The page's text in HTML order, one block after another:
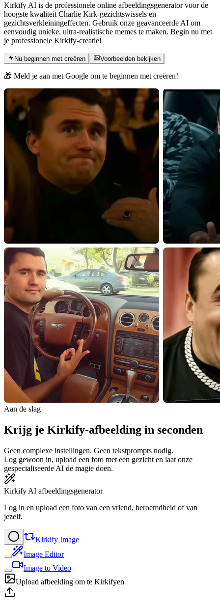
Kirkify AI is de professionele online afbeeldingsgenerator voor de
hoogste kwaliteit Charlie Kirk-gezichtswissels en
gezichtsverkleiningeffecten. Gebruik onze geavanceerde AI om
eenvoudig unieke, ultra-realistische memes te maken. Begin nu met
je professionele Kirkify-creatie!
Nu beginnen met creëren Voorbeelden bekijken
🎁 Meld je aan met Google om te beginnen met creëren!
Aan de slag
Krijg je Kirkify-afbeelding in seconden
Geen complexe instellingen. Geen tekstprompts nodig.
Log gewoon in, upload een foto met een gezicht en laat onze
gespecialiseerde AI de magie doen.
Kirkify AI afbeeldingsgenerator
Log in en upload een foto van een vriend, beroemdheid of van
jezelf.
Kirkify Image
Image Editor
Image to Video
Upload afbeelding om te Kirkifyen